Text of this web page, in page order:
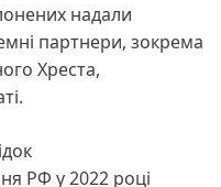
надали
партнери, зокрема
Хреста,
РФ у 2022 році